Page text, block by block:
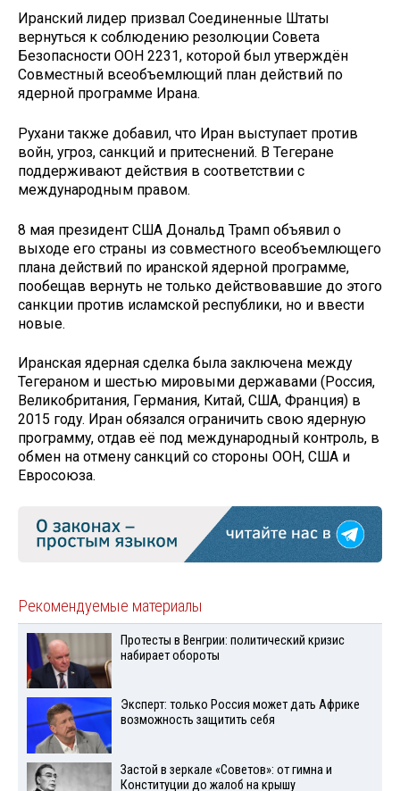
Иранский лидер призвал Соединенные Штаты
вернуться к соблюдению резолюции Совета
Безопасности ООН 2231, которой был утверждён
Совместный всеобъемлющий план действий по
ядерной программе Ирана.
Рухани также добавил, что Иран выступает против
войн, угроз, санкций и притеснений. В Тегеране
поддерживают действия в соответствии с
международным правом.
8 мая президент США Дональд Трамп объявил о
выходе его страны из совместного всеобъемлющего
плана действий по иранской ядерной программе,
пообещав вернуть не только действовавшие до этого
санкции против исламской республики, но и ввести
новые.
Иранская ядерная сделка была заключена между
Тегераном и шестью мировыми державами (Россия,
Великобритания, Германия, Китай, США, Франция) в
2015 году. Иран обязался ограничить свою ядерную
программу, отдав её под международный контроль, в
обмен на отмену санкций со стороны ООН, США и
Евросоюза.
Рекомендуемые материалы
Протесты в Венгрии: политический кризис
набирает обороты
Эксперт: только Россия может дать Африке
возможность защитить себя
Застой в зеркале «Советов»: от гимна и
Конституции до жалоб на крышу